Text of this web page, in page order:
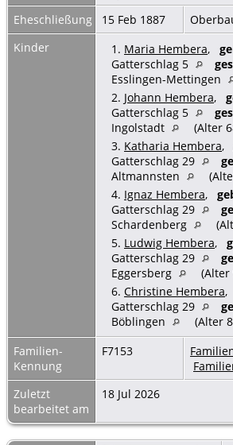
Eheschließung
15 Feb 1887
Kinder
1. Maria Hembera,
Gatterschlag 5
Esslingen-Mettingen
2. Johann Hembera,
Gatterschlag 5
Ingolstadt
(Alter
3. Katharia Hembera,
Gatterschlag 29
Altmannsten
4. Ignaz Hembera,
Gatterschlag 29
Schardenberg
5. Ludwig Hembera,
Gatterschlag 29
Eggersberg
(Alter
6. Christine Hembera,
Gatterschlag 29
Böblingen
(Alter
Familien-
Kennung
F7153
Zuletzt
bearbeitet am
18 Jul 2026